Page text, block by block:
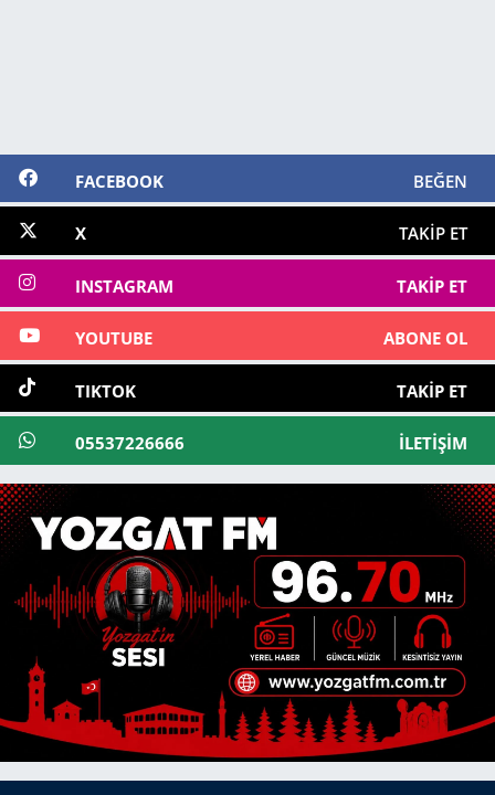
FACEBOOK BEĞEN
X TAKIP ET
INSTAGRAM TAKIP ET
YOUTUBE ABONE OL
TIKTOK TAKIP ET
05537226666 İLETIŞIM